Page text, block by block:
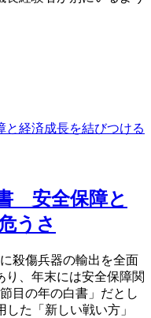
経済成長を結びつける
安全保障と
うさ
殺傷兵器の輸出を全面
り、年末には安全保障関
目の年の白書」だとし
た「新しい戦い方」